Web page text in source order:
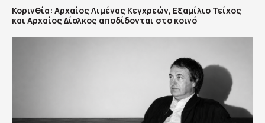
Κορινθία: Αρχαίος Λιμένας Κεγχρεών, Εξαμίλιο Τείχος
και Aρχαίος Δίολκος αποδίδονται στο κοινό